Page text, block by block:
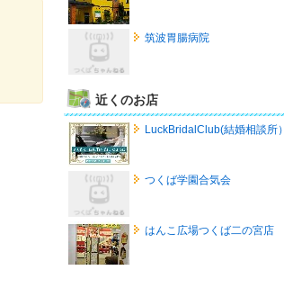
筑波胃腸病院
近くのお店
LuckBridalClub(結婚相談所）
つくば学園合気会
はんこ広場つくば二の宮店